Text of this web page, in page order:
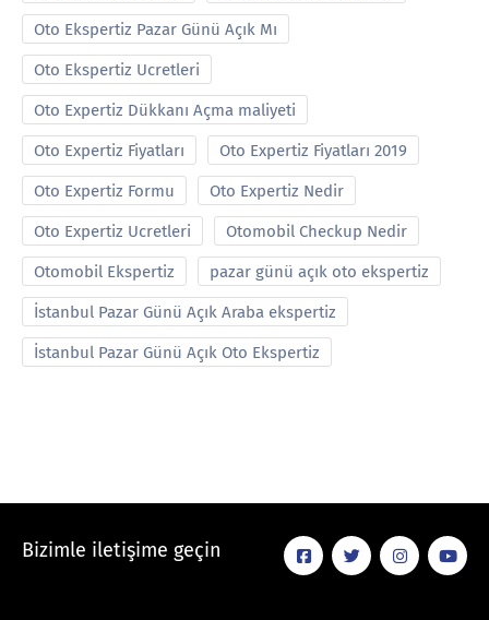
Oto Ekspertiz Pazar Günü Açık Mı
Oto Ekspertiz Ucretleri
Oto Expertiz Dükkanı Açma maliyeti
Oto Expertiz Fiyatları Oto Expertiz Fiyatları 2019
Oto Expertiz Formu Oto Expertiz Nedir
Oto Expertiz Ucretleri Otomobil Checkup Nedir
Otomobil Ekspertiz pazar günü açık oto ekspertiz
İstanbul Pazar Günü Açık Araba ekspertiz
İstanbul Pazar Günü Açık Oto Ekspertiz
Bizimle iletişime geçin